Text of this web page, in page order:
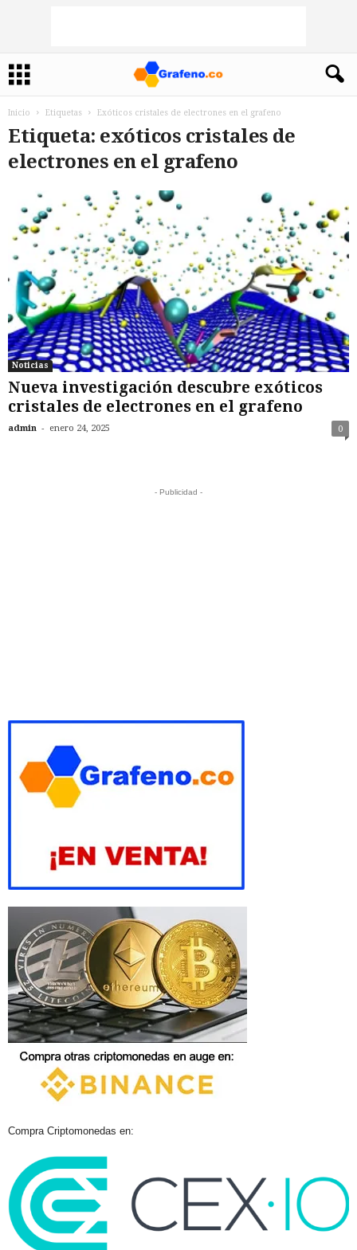
Inicio Etiquetas Exóticos cristales de electrones en el grafeno
Etiqueta: exóticos cristales de
electrones en el grafeno
Noticias
Nueva investigación descubre exóticos
cristales de electrones en el grafeno
admin - enero 24, 2025 0
- Publicidad -
Compra Criptomonedas en: